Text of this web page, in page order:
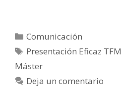
Categorías
Comunicación
Etiquetas
Presentación Eficaz TFM
Máster
Deja un comentario